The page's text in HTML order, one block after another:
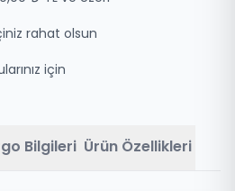
rahat olsun
için
Bilgileri Ürün Özellikleri